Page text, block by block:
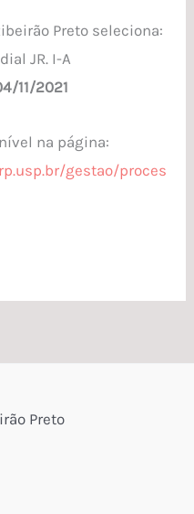
Preto seleciona:
JR. I-A
11/2021
na página:
gestao/proces
Preto